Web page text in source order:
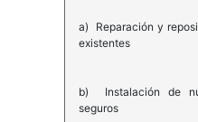
a) Reparación y
existentes
b) Instalación de
seguros